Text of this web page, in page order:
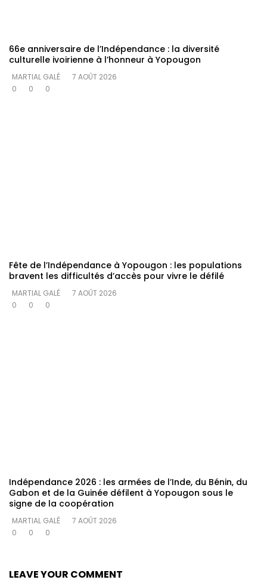
66e anniversaire de l’Indépendance : la diversité
culturelle ivoirienne à l’honneur à Yopougon
MARTIAL GALÉ
7 AOÛT 2026
0
0 0
Fête de l’Indépendance à Yopougon : les populations
bravent les difficultés d’accès pour vivre le défilé
MARTIAL GALÉ
7 AOÛT 2026
0
0 0
Indépendance 2026 : les armées de l’Inde, du Bénin, du
Gabon et de la Guinée défilent à Yopougon sous le
signe de la coopération
MARTIAL GALÉ
7 AOÛT 2026
0
0 0
LEAVE YOUR COMMENT